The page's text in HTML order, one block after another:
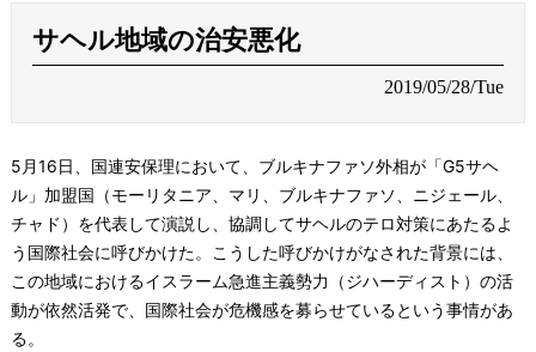
サヘル地域の治安悪化
2019/05/28/Tue
5月16日、国連安保理において、ブルキナファソ外相が「G5サヘ
ル」加盟国（モーリタニア、マリ、ブルキナファソ、ニジェール、
チャド）を代表して演説し、協調してサヘルのテロ対策にあたるよ
う国際社会に呼びかけた。こうした呼びかけがなされた背景には、
この地域におけるイスラーム急進主義勢力（ジハーディスト）の活
動が依然活発で、国際社会が危機感を募らせているという事情があ
る。